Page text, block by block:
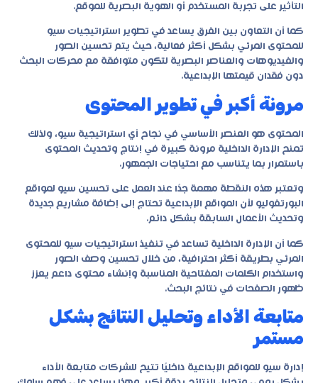
التأثير على تجربة المستخدم أو الهوية البصرية للموقع.
كما أن التعاون بين الفرق يساعد في تطوير استراتيجيات سيو
للمحتوى المرئي بشكل أكثر فعالية، حيث يتم تحسين الصور
والفيديوهات والعناصر البصرية لتكون متوافقة مع محركات البحث
دون فقدان قيمتها الإبداعية.
مرونة أكبر في تطوير المحتوى
المحتوى هو العنصر الأساسي في نجاح أي استراتيجية سيو، ولذلك
تمنح الإدارة الداخلية مرونة كبيرة في إنتاج وتحديث المحتوى
باستمرار بما يتناسب مع احتياجات الجمهور.
وتعتبر هذه النقطة مهمة جدًا عند العمل على تحسين سيو لمواقع
البورتفوليو لأن المواقع الإبداعية تحتاج إلى إضافة مشاريع جديدة
وتحديث الأعمال السابقة بشكل دائم.
كما أن الإدارة الداخلية تساعد في تنفيذ استراتيجيات سيو للمحتوى
المرئي بطريقة أكثر احترافية، من خلال تحسين وصف الصور
واستخدام الكلمات المفتاحية المناسبة وإنشاء محتوى داعم يعزز
ظهور الصفحات في نتائج البحث.
متابعة الأداء وتحليل النتائج بشكل
مستمر
إدارة سيو للمواقع الإبداعية داخليًا تتيح للشركات متابعة الأداء